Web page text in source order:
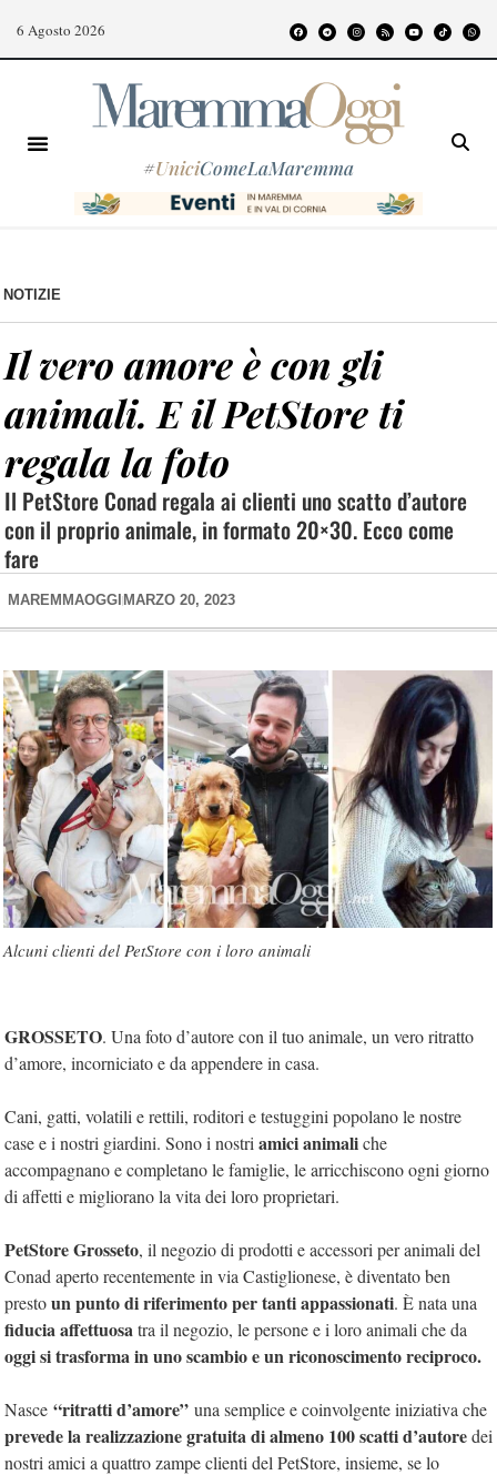
6 Agosto 2026
#UniciComeLaMaremma
NOTIZIE
Il vero amore è con gli
animali. E il PetStore ti
regala la foto
Il PetStore Conad regala ai clienti uno scatto d’autore
con il proprio animale, in formato 20×30. Ecco come
fare
MAREMMAOGGI MARZO 20, 2023
Alcuni clienti del PetStore con i loro animali
GROSSETO. Una foto d’autore con il tuo animale, un vero ritratto
d’amore, incorniciato e da appendere in casa.
Cani, gatti, volatili e rettili, roditori e testuggini popolano le nostre
case e i nostri giardini. Sono i nostri amici animaliche
accompagnano e completano le famiglie, le arricchiscono ogni giorno
di affetti e migliorano la vita dei loro proprietari.
PetStore Grosseto, il negozio di prodotti e accessori per animali del
Conad aperto recentemente in via Castiglionese, è diventato ben
prestoun punto di riferimento per tanti appassionati. È nata una
fiducia affettuosatra il negozio, le persone e i loro animali che da
oggi si trasforma in uno scambio e un riconoscimento reciproco.
Nasce “ritratti d’amore” una semplice e coinvolgente iniziativa che
prevede la realizzazione gratuita di almeno 100 scatti d’autoredei
nostri amici a quattro zampe clienti del PetStore, insieme, se lo